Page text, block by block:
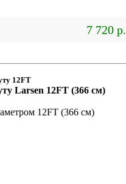
7 720 р.
12FT
Larsen 12FT (366 см)
12FT (366 см)